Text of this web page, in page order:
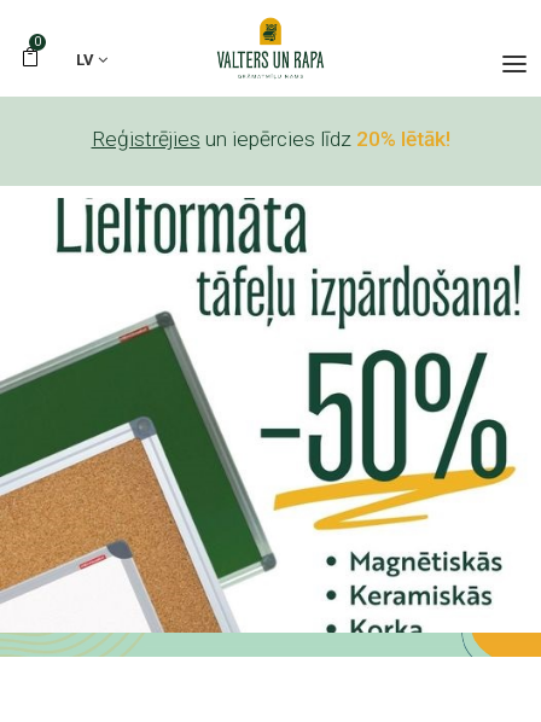
0
LV
Reģistrējies un iepērcies līdz 20% lētāk!